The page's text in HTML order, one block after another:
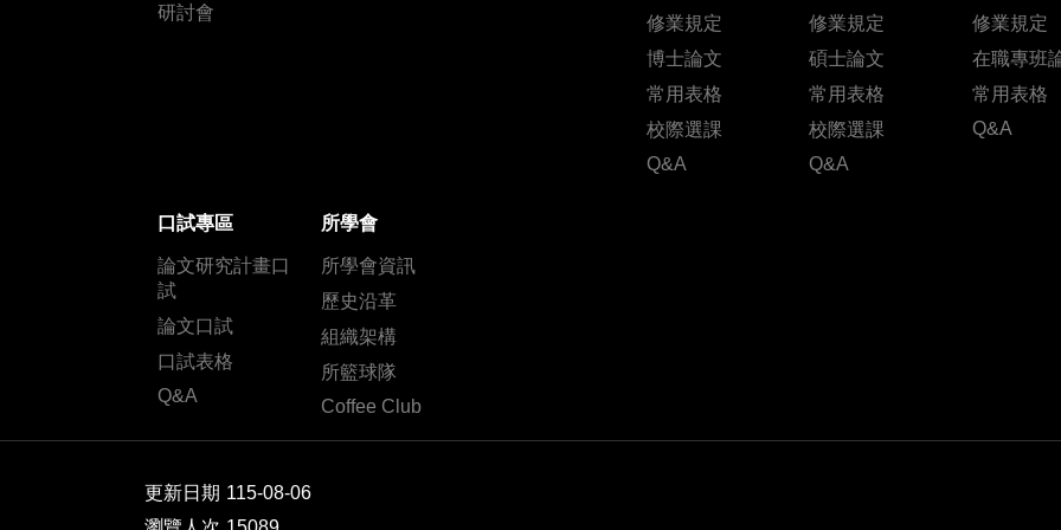
研討會
修業規定
博士論文
常用表格
校際選課
Q&A
修業規定
碩士論文
常用表格
校際選課
Q&A
修業規定
在職專班
常用表格
Q&A
口試專區
論文研究計畫口
試
論文口試
口試表格
Q&A
所學會
所學會資訊
歷史沿革
組織架構
所籃球隊
Coffee Club
更新日期 115-08-06